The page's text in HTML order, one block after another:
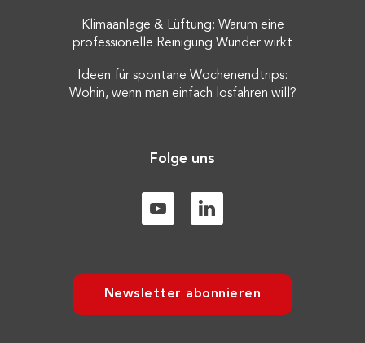
Klimaanlage & Lüftung: Warum eine
professionelle Reinigung Wunder wirkt
Ideen für spontane Wochenendtrips:
Wohin, wenn man einfach losfahren will?
Folge uns
Newsletter abonnieren